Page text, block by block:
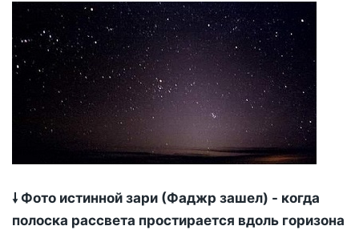
🠗 Фото истинной зари (Фаджр зашел) - когда
полоска рассвета простирается вдоль горизона